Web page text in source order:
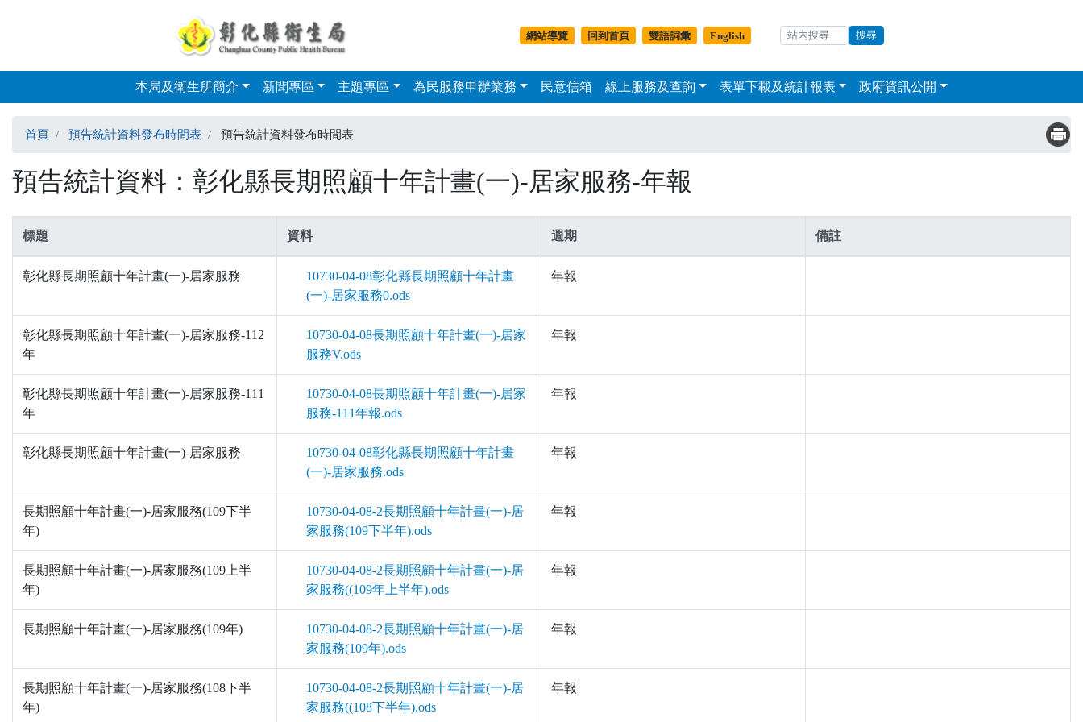
副選單-平板以上
網站導覽 回到首頁 雙語詞彙 English 站內搜尋
輸入關鍵字
主選單
本局及衛生所簡介 新聞專區 主題專區 為民服務申辦業務 民意信箱 線上服務及查詢 表單下載及統計報表 政府資訊公開
首頁 預告統計資料發布時間表 預告統計資料發布時間表
預告統計資料：彰化縣長期照顧十年計畫(一)-居家服務-年報
標題 資料 週期 備註
彰化縣長期照顧十年計畫(一)-居家服務
10730-04-08彰化縣長期照顧十年計畫
(一)-居家服務0.ods
年報
彰化縣長期照顧十年計畫(一)-居家服務-112
年
10730-04-08長期照顧十年計畫(一)-居家
服務V.ods
年報
彰化縣長期照顧十年計畫(一)-居家服務-111
年
10730-04-08長期照顧十年計畫(一)-居家
服務-111年報.ods
年報
彰化縣長期照顧十年計畫(一)-居家服務
10730-04-08彰化縣長期照顧十年計畫
(一)-居家服務.ods
年報
長期照顧十年計畫(一)-居家服務(109下半
年)
10730-04-08-2長期照顧十年計畫(一)-居
家服務(109下半年).ods
年報
長期照顧十年計畫(一)-居家服務(109上半
年)
10730-04-08-2長期照顧十年計畫(一)-居
家服務((109年上半年).ods
年報
長期照顧十年計畫(一)-居家服務(109年)
10730-04-08-2長期照顧十年計畫(一)-居
家服務(109年).ods
年報
長期照顧十年計畫(一)-居家服務(108下半
年)
10730-04-08-2長期照顧十年計畫(一)-居
家服務((108下半年).ods
年報